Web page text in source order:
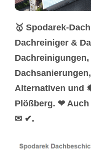
🥇 Spodarek-
Dachreiniger &
Alternativen und
Plößberg. ❤
✉ ✔.